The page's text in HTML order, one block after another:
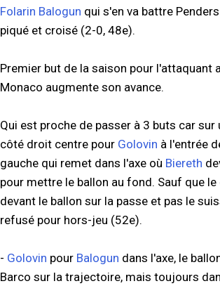
Folarin Balogun qui s'en va battre
piqué et croisé (2-0, 48e).
Premier but de la saison pour l'attaquant
Monaco augmente son avance.
Qui est proche de passer à 3 buts car sur
côté droit centre pour Golovin à l'entrée
gauche qui remet dans l'axe où Biereth
pour mettre le ballon au fond. Sauf que
devant le ballon sur la passe et pas le
refusé pour hors-jeu (52e).
- Golovin pour Balogun dans l'axe, le
Barco sur la trajectoire, mais toujours